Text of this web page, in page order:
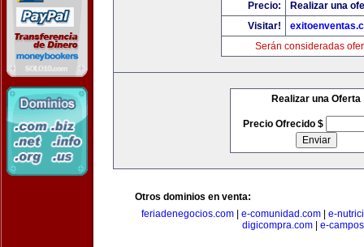
Precio:
Realizar una
Visitar!
Serán consideradas
Realizar una Oferta
Precio Ofrecido $
Otros dominios en venta:
feriadenegocios.com| e-comunidad.com| e-
digicompra.com
e-